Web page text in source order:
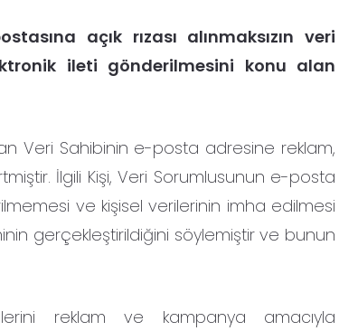
açık rızası alınmaksızın veri
ileti gönderilmesini konu alan
Veri Sahibinin e-posta adresine reklam,
İlgili Kişi, Veri Sorumlusunun e-posta
ve kişisel verilerinin imha edilmesi
gerçekleştirildiğini söylemiştir ve bunun
reklam ve kampanya amacıyla